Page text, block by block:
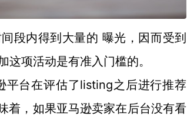
段内得到大量的 曝光，因而受到
项活动是有准入门槛的。
平台在评估了listing之后进行推荐
着，如果亚马逊卖家在后台没有看